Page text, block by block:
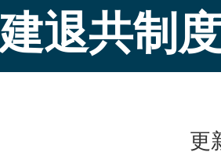
退共制
更